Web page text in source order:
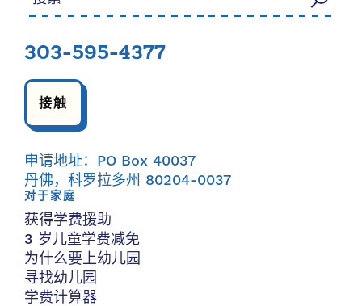
303-595-4377
接触
申请地址：PO Box 40037
丹佛，科罗拉多州 80204-0037
对于家庭
获得学费援助
3 岁儿童学费减免
为什么要上幼儿园
寻找幼儿园
学费计算器